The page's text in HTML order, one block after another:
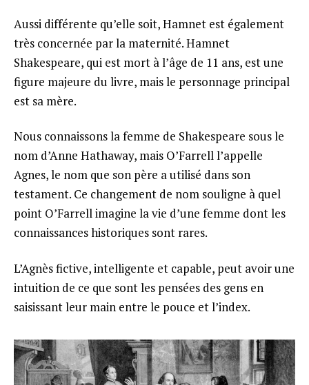
Aussi différente qu’elle soit, Hamnet est également
très concernée par la maternité. Hamnet
Shakespeare, qui est mort à l’âge de 11 ans, est une
figure majeure du livre, mais le personnage principal
est sa mère.
Nous connaissons la femme de Shakespeare sous le
nom d’Anne Hathaway, mais O’Farrell l’appelle
Agnes, le nom que son père a utilisé dans son
testament. Ce changement de nom souligne à quel
point O’Farrell imagine la vie d’une femme dont les
connaissances historiques sont rares.
L’Agnès fictive, intelligente et capable, peut avoir une
intuition de ce que sont les pensées des gens en
saisissant leur main entre le pouce et l’index.